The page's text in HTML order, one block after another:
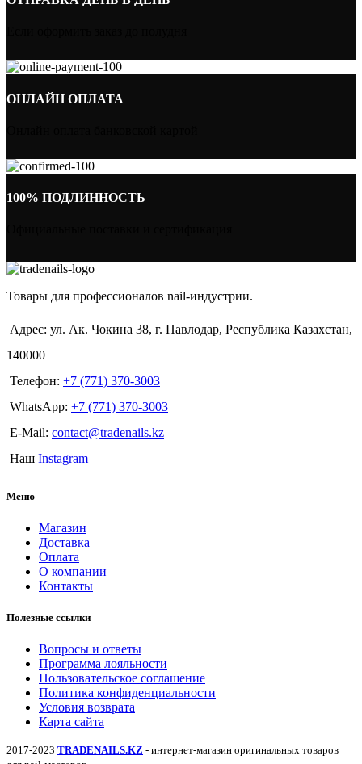
ОНЛАЙН ОПЛАТА
100% ПОДЛИННОСТЬ
Товары для профессионалов nail-индустрии.
Адрес: ул. Ак. Чокина 38, г. Павлодар, Республика Казахстан,
140000
Телефон: +7 (771) 370-3003
WhatsApp: +7 (771) 370-3003
E-Mail: contact@tradenails.kz
Наш Instagram
Меню
Магазин
Доставка
Оплата
О компании
Контакты
Полезные ссылки
Вопросы и ответы
Программа лояльности
Пользовательское соглашение
Политика конфиденциальности
Условия возврата
Карта сайта
2017-2023 TRADENAILS.KZ - интернет-магазин оригинальных товаров